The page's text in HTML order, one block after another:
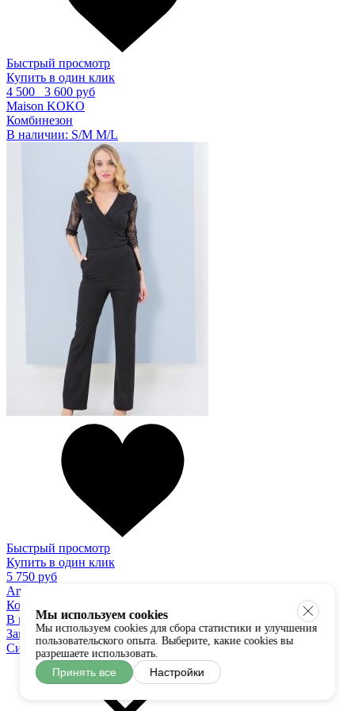
Быстрый просмотр
Купить в один клик
4 500
3 600 руб
Maison KOKO
Комбинезон
В наличии: S/M M/L
Быстрый просмотр
Купить в один клик
5 750 руб
Anetty
Комбинезон
В наличии:42 44 46 48
Загрузить ещё
Система скидок
Мы используем cookies
Мы используем cookies для сбора статистики и улучшения
пользовательского опыта. Выберите, какие cookies вы
разрешаете использовать.
Принять все Настройки